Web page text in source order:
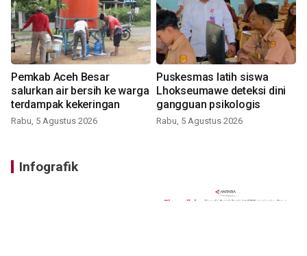
Pemkab Aceh Besar
salurkan air bersih ke warga
terdampak kekeringan
Rabu, 5 Agustus 2026
Puskesmas latih siswa
Lhokseumawe deteksi dini
gangguan psikologis
Rabu, 5 Agustus 2026
Infografik